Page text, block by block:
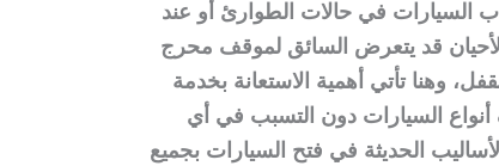
السيارات في حالات الطوارئ أو عند
قد يتعرض السائق لموقف محرج
وهنا تأتي أهمية الاستعانة بخدمة
أنواع السيارات دون التسبب في أي
الحديثة في فتح السيارات بجميع